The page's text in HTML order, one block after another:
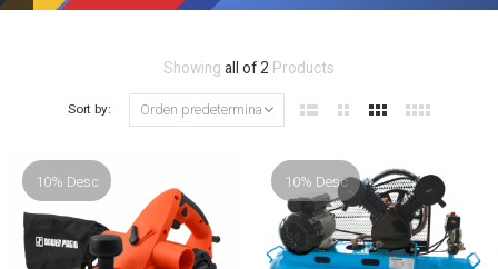
Showing all of 2 Products
Sort by:
10% Desc 10% Desc